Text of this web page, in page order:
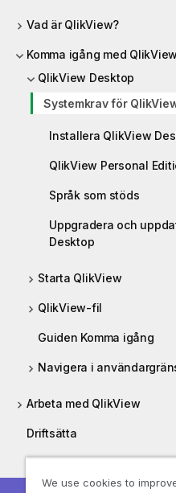
Vad är QlikView?
Komma igång med QlikView
QlikView Desktop
Systemkrav för
Installera QlikView
QlikView Personal
Språk som stöds
Uppgradera och
Desktop
Starta QlikView
QlikView-fil
Guiden Komma igång
Navigera i
Arbeta med QlikView
Driftsätta
Administrera
We use cookies to